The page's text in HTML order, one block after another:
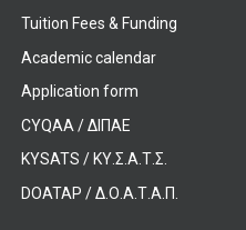
Tuition Fees & Funding
Academic calendar
Application form
CYQAA / ΔΙΠΑΕ
KYSATS / ΚΥ.Σ.Α.Τ.Σ.
DOATAP / Δ.Ο.Α.Τ.Α.Π.